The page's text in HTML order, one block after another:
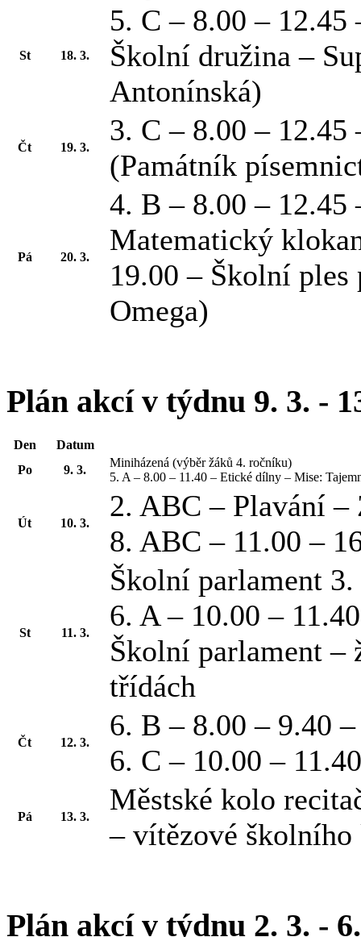
St 18. 3.
5. C – 8.00 – 12.45
Školní družina –
Antonínská)
Čt 19. 3.
3. C – 8.00 –
(Památník
Pá 20. 3.
4. B – 8.00 – 12.45
Matematický
19.00 – Školní
Omega)
Plán akcí v týdnu 9. 3. -
Den
Datum
Po
9. 3.
Miniházená (výběr žáků 4. ročníku)
5. A – 8.00 – 11.40 – Etické dílny – Mise:
Út 10. 3.
2. ABC – Plavání
8. ABC – 11.00 –
St 11. 3.
Školní parlament
6. A – 10.00 –
Školní parlament –
třídách
Čt 12. 3.
6. B – 8.00 – 9.40
6. C – 10.00 –
Pá 13. 3.
Městské kolo
– vítězové školního
Plán akcí v týdnu 2. 3. -